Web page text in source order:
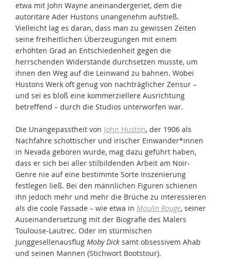
etwa mit John Wayne aneinandergeriet, dem die
autoritäre Ader Hustons unangenehm aufstieß.
Vielleicht lag es daran, dass man zu gewissen Zeiten
seine freiheitlichen Überzeugungen mit einem
erhöhten Grad an Entschiedenheit gegen die
herrschenden Widerstände durchsetzen musste, um
ihnen den Weg auf die Leinwand zu bahnen. Wobei
Hustons Werk oft genug von nachträglicher Zensur –
und sei es bloß eine kommerziellere Ausrichtung
betreffend – durch die Studios unterworfen war.
Die Unangepasstheit von John Huston, der 1906 als
Nachfahre schottischer und irischer Einwander*innen
in Nevada geboren wurde, mag dazu geführt haben,
dass er sich bei aller stilbildenden Arbeit am Noir-
Genre nie auf eine bestimmte Sorte Inszenierung
festlegen ließ. Bei den männlichen Figuren schienen
ihn jedoch mehr und mehr die Brüche zu interessieren
als die coole Fassade – wie etwa in Moulin Rouge, seiner
Auseinandersetzung mit der Biografie des Malers
Toulouse-Lautrec. Oder im stürmischen
Junggesellenausflug Moby Dick samt obsessivem Ahab
und seinen Mannen (Stichwort Bootstour).